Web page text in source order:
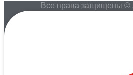
Все права защищены ©